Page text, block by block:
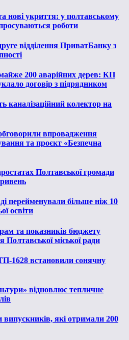
нові укриття: у полтавському
роботи
відділення ПриватБанку з
200 аварійних дерев: КП
договір з підрядником
каналізаційний колектор на
впровадження
та проєкт «Безпечна
Полтавської громади
перейменували більше ніж 10
освіти
та показників бюджету
Полтавської міської ради
1628 встановили сонячну
відновлює тепличне
випускників, які отримали 200